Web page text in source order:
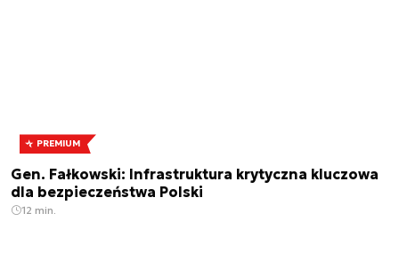
PREMIUM
Gen. Fałkowski: Infrastruktura krytyczna kluczowa
dla bezpieczeństwa Polski
12 min.